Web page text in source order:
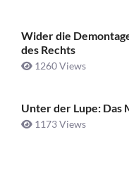
Wider die
des Rechts
1260 Views
Unter der Lupe: Das
1173 Views